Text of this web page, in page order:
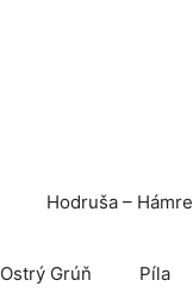
Hodruša – Hámre
Ostrý Grúň Píla